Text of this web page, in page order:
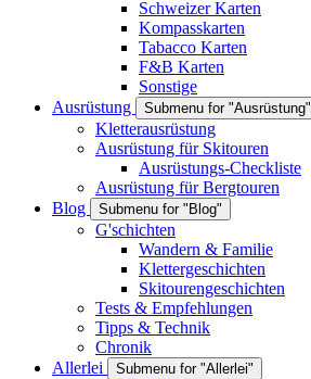
Schweizer Karten
Kompasskarten
Tabacco Karten
F&B Karten
Sonstige
Ausrüstung
Submenu for "Ausrüstung"
Kletterausrüstung
Ausrüstung für Skitouren
Ausrüstungs-Checkliste
Ausrüstung für Bergtouren
Blog
Submenu for "Blog"
G'schichten
Wandern & Familie
Klettergeschichten
Skitourengeschichten
Tests & Empfehlungen
Tipps & Technik
Chronik
Allerlei
Submenu for "Allerlei"